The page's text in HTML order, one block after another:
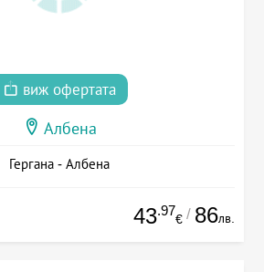
виж офертата
Албена
Гергана - Албена
43.97
€ / 86лв.